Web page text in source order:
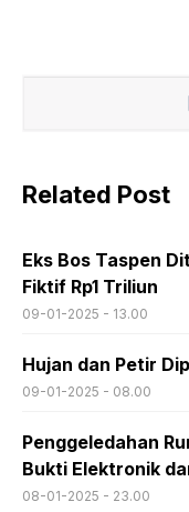
Related Post
Eks Bos Taspen
Fiktif Rp1 Triliun
09-01-2025 - 13.00
Hujan dan Petir
09-01-2025 - 08.00
Penggeledahan
Bukti Elektronik
08-01-2025 - 23.00